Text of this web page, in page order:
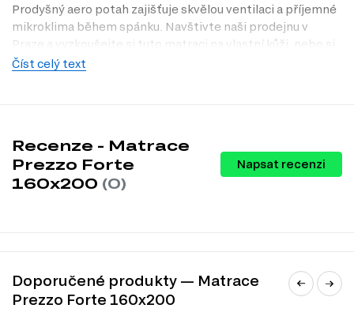
Prodyšný aero potah zajišťuje skvělou ventilaci a příjemné
mikroklima během spánku. Navštivte naši prodejnu v
Praze a vyzkoušejte si tuto matraci na vlastní kůži, nebo si
ji objednejte pohodlně online na Dubok.cz.
potřebám:
140x200 cm
100x200 cm
Charakteristiky, vlastnosti a výhody
Číst celý text
Recenze - Matrace
Prezzo Forte
160x200 (0)
Napsat recenzi
Doporučené produkty — Matrace
Prezzo Forte 160x200